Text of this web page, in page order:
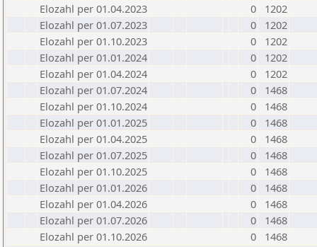
Elozahl per 01.04.2023
0
1202
Elozahl per 01.07.2023
0
1202
Elozahl per 01.10.2023
0
1202
Elozahl per 01.01.2024
0
1202
Elozahl per 01.04.2024
0
1202
Elozahl per 01.07.2024
0
1468
Elozahl per 01.10.2024
0
1468
Elozahl per 01.01.2025
0
1468
Elozahl per 01.04.2025
0
1468
Elozahl per 01.07.2025
0
1468
Elozahl per 01.10.2025
0
1468
Elozahl per 01.01.2026
0
1468
Elozahl per 01.04.2026
0
1468
Elozahl per 01.07.2026
0
1468
Elozahl per 01.10.2026
0 1468